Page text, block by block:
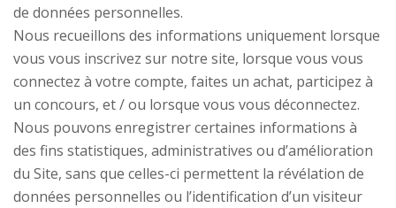
de données personnelles.
Nous recueillons des informations uniquement lorsque
vous vous inscrivez sur notre site, lorsque vous vous
connectez à votre compte, faites un achat, participez à
un concours, et / ou lorsque vous vous déconnectez.
Nous pouvons enregistrer certaines informations à
des fins statistiques, administratives ou d’amélioration
du Site, sans que celles-ci permettent la révélation de
données personnelles ou l’identification d’un visiteur